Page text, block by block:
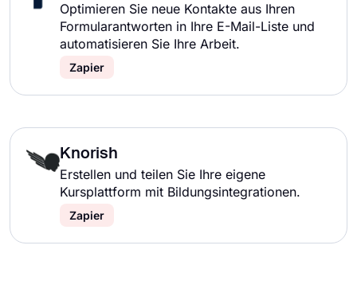
Optimieren Sie neue Kontakte aus Ihren
Formularantworten in Ihre E-Mail-Liste und
automatisieren Sie Ihre Arbeit.
Zapier
Knorish
Erstellen und teilen Sie Ihre eigene
Kursplattform mit Bildungsintegrationen.
Zapier